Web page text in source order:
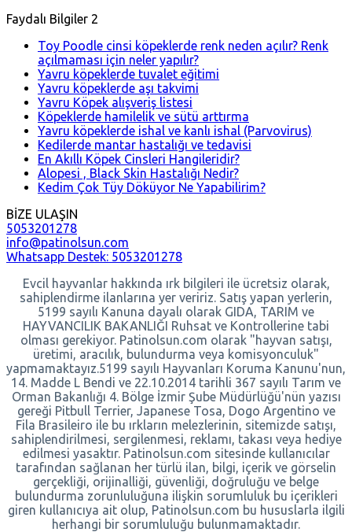
Faydalı Bilgiler 2
Toy Poodle cinsi köpeklerde renk neden açılır? Renk
açılmaması için neler yapılır?
Yavru köpeklerde tuvalet eğitimi
Yavru köpeklerde aşı takvimi
Yavru Köpek alışveriş listesi
Köpeklerde hamilelik ve sütü arttırma
Yavru köpeklerde ishal ve kanlı ishal (Parvovirus)
Kedilerde mantar hastalığı ve tedavisi
En Akıllı Köpek Cinsleri Hangileridir?
Alopesi , Black Skin Hastalığı Nedir?
Kedim Çok Tüy Döküyor Ne Yapabilirim?
BİZE ULAŞIN
5053201278
info@patinolsun.com
Whatsapp Destek: 5053201278
Evcil hayvanlar hakkında ırk bilgileri ile ücretsiz olarak,
sahiplendirme ilanlarına yer veririz. Satış yapan yerlerin,
5199 sayılı Kanuna dayalı olarak GIDA, TARIM ve
HAYVANCILIK BAKANLIĞI Ruhsat ve Kontrollerine tabi
olması gerekiyor. Patinolsun.com olarak "hayvan satışı,
üretimi, aracılık, bulundurma veya komisyonculuk"
yapmamaktayız.5199 sayılı Hayvanları Koruma Kanunu'nun,
14. Madde L Bendi ve 22.10.2014 tarihli 367 sayılı Tarım ve
Orman Bakanlığı 4. Bölge İzmir Şube Müdürlüğü'nün yazısı
gereği Pitbull Terrier, Japanese Tosa, Dogo Argentino ve
Fila Brasileiro ile bu ırkların melezlerinin, sitemizde satışı,
sahiplendirilmesi, sergilenmesi, reklamı, takası veya hediye
edilmesi yasaktır. Patinolsun.com sitesinde kullanıcılar
tarafından sağlanan her türlü ilan, bilgi, içerik ve görselin
gerçekliği, orijinalliği, güvenliği, doğruluğu ve belge
bulundurma zorunluluğuna ilişkin sorumluluk bu içerikleri
giren kullanıcıya ait olup, Patinolsun.com bu hususlarla ilgili
herhangi bir sorumluluğu bulunmamaktadır.